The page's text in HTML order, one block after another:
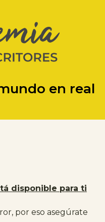
en real
disponible para ti
por eso asegúrate